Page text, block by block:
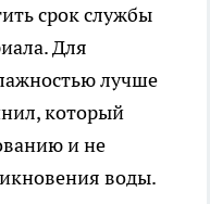
срок службы
Для
лучше
который
и не
воды.